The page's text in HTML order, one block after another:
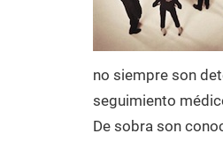
no siempre son
seguimiento
De sobra son